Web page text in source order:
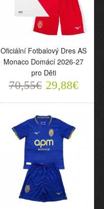
AS Monaco Domácí
2026-27 pro Děti
70,55€ 29,88€
Oficiální Fotbalový Dres
Oficiální Fotbalový Dres AS
Monaco Domácí 2026-27
pro Děti
70,55€ 29,88€